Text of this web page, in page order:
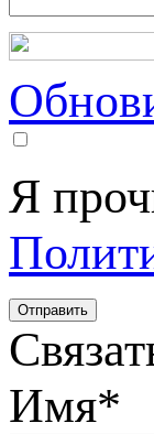
Я
Имя*